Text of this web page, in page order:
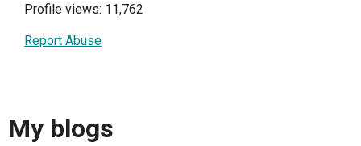
Profile views: 11,762
Report Abuse
My blogs